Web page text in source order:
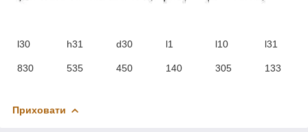
l30 h31 d30 l1 l10 l31
830 535 450 140 305 133
Приховати